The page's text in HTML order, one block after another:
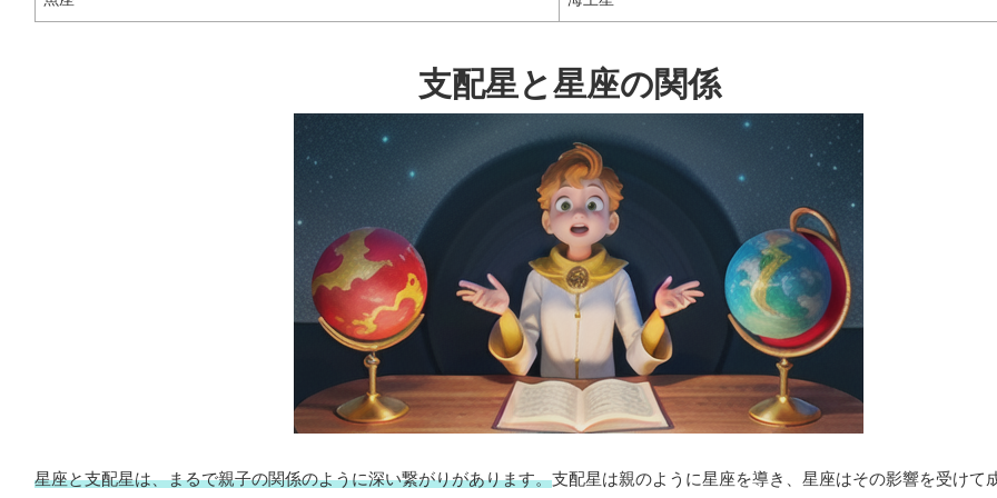
支配星と星座の関係
星座と支配星は、まるで親子の関係のように深い繋がりがあります。支配星は親のように星座を導き、星座はその影響を受けて